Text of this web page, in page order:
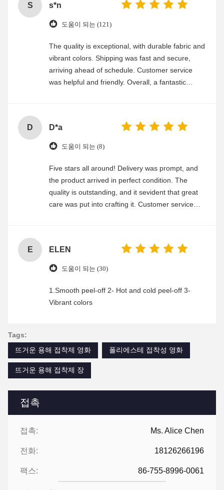
접촉
접촉: Ms. Alice Chen
전화: 18126266196
팩스: 86-755-8996-0061
S s*n
도움이 되는 (121)
The quality is exceptional, with durable fabric and
vibrant colors. Shipping was fast and secure,
arriving ahead of schedule. Customer service
was helpful and friendly. Overall, a fantastic
D D*a
도움이 되는 (8)
Five stars all around! Delivery was prompt, and
the product arrived in perfect condition. The
quality is outstanding, and it sevident that great
care was put into crafting it. Customer service
E ELEN
도움이 되는 (30)
1.Smooth peel-off 2- Hot and cold peel-off 3-
Vibrant colors
Tags:
뜨거운 용해 접착제 영화
폴리에스테 접착성 영화
뜨거운 용해 접착제 장